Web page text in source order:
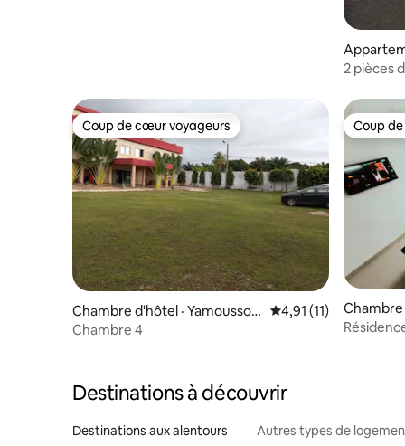
2 pièces
Coup de cœur voyageurs
Coup de cœur voyageurs
Chambre d'hôtel · Yamoussou
kro
Note moyenne de
4,91 (11)
Chambre 4
Coup
Coup
Chambre
Destinations à découvrir
Destinations aux alentours Autres types de